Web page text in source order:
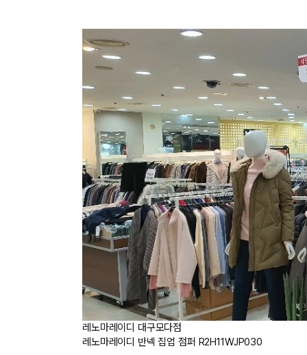
장바구니에 상품이
다른 고객들이 구매
레노마레이디, 이 상